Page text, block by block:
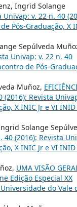
Ingrid Solange
Univap: v. 22 n. 40
Pós-Graduação, X
Sepúlveda
Univap: v. 22 n. 40
de Pós-
Muñoz,
(2016): Revista
X INIC Jr e VI
Solange
40 (2016): Revista
X INIC Jr e VI
UMA VISÃO
Edição Especial XX
do Vale